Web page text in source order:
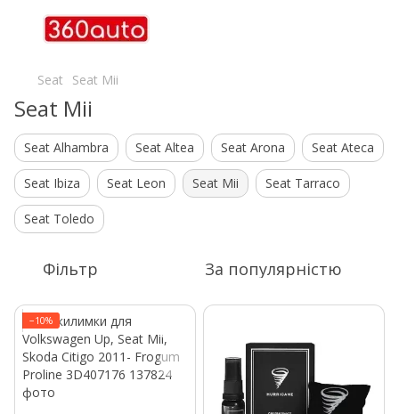
Seat Seat Mii
Seat Mii
Seat Alhambra Seat Altea Seat Arona Seat Ateca
Seat Ibiza Seat Leon Seat Mii Seat Tarraco
Seat Toledo
Фільтр За популярністю
−10%